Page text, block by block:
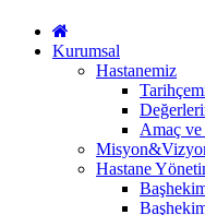
Kurumsal
Hastanemiz
Amaç
Hastane